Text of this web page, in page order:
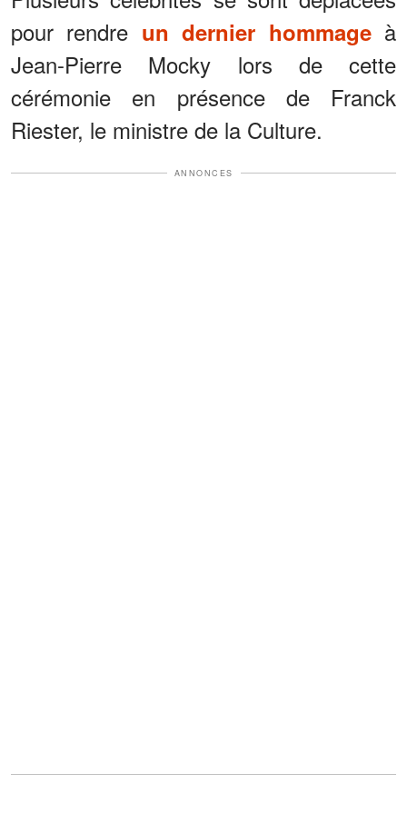
pour rendre un dernier hommageà
Jean-Pierre Mocky lors de cette
cérémonie en présence de Franck
Riester, le ministre de la Culture.
ANNONCES